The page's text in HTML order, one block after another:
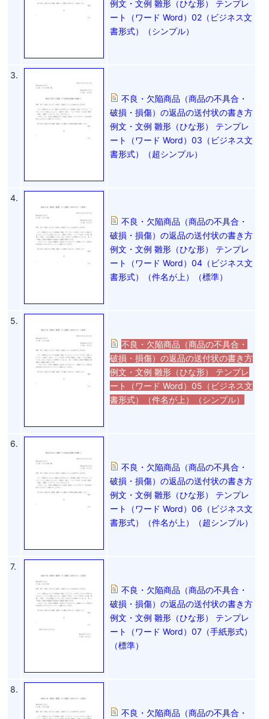
例文・文例 雛形（ひな形） テンプレ
ート（ワード Word）02（ビジネス文
書形式）（シンプル）
3.
不良・欠陥商品（商品の不具合・
破損・損傷）の返品の送付状の書き方
例文・文例 雛形（ひな形） テンプレ
ート（ワード Word）03（ビジネス文
書形式）（超シンプル）
4.
不良・欠陥商品（商品の不具合・
破損・損傷）の返品の送付状の書き方
例文・文例 雛形（ひな形） テンプレ
ート（ワード Word）04（ビジネス文
書形式）（件名が上）（標準）
5.
不良・欠陥商品（商品の不具合・
破損・損傷）の返品の送付状の書き方
例文・文例 雛形（ひな形） テンプレ
ート（ワード Word）05（ビジネス文
書形式）（件名が上）（シンプル）
6.
不良・欠陥商品（商品の不具合・
破損・損傷）の返品の送付状の書き方
例文・文例 雛形（ひな形） テンプレ
ート（ワード Word）06（ビジネス文
書形式）（件名が上）（超シンプル）
7.
不良・欠陥商品（商品の不具合・
破損・損傷）の返品の送付状の書き方
例文・文例 雛形（ひな形） テンプレ
ート（ワード Word）07（手紙形式）
（標準）
8.
不良・欠陥商品（商品の不具合・